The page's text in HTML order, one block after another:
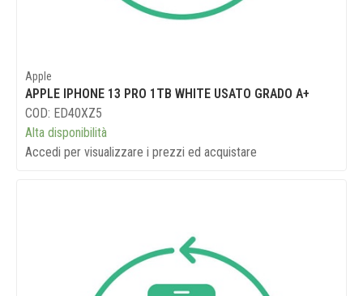
Apple
APPLE IPHONE 13 PRO 1TB WHITE USATO GRADO A+
COD: ED40XZ5
Alta disponibilità
Accedi per visualizzare i prezzi ed acquistare